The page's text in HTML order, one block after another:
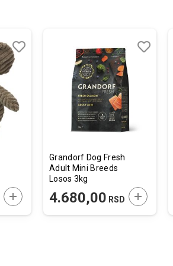
DODAJTE U KORPU
Dodaj
u
Uporedi
Grandorf Dog Fresh
Adult Mini Breeds
Losos 3kg
4.680,00 RSD